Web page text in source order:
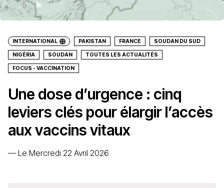
INTERNATIONAL PAKISTAN FRANCE SOUDAN DU SUD
NIGÉRIA SOUDAN TOUTES LES ACTUALITÉS
FOCUS - VACCINATION
Une dose d’urgence : cinq
leviers clés pour élargir l’accès
aux vaccins vitaux
— Le Mercredi 22 Avril 2026